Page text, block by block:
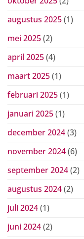
augustus 2025(1)
mei 2025(2)
april 2025(4)
maart 2025(1)
februari 2025(1)
januari 2025(1)
december 2024(3)
november 2024(6)
september 2024(2)
augustus 2024(2)
juli 2024(1)
juni 2024(2)